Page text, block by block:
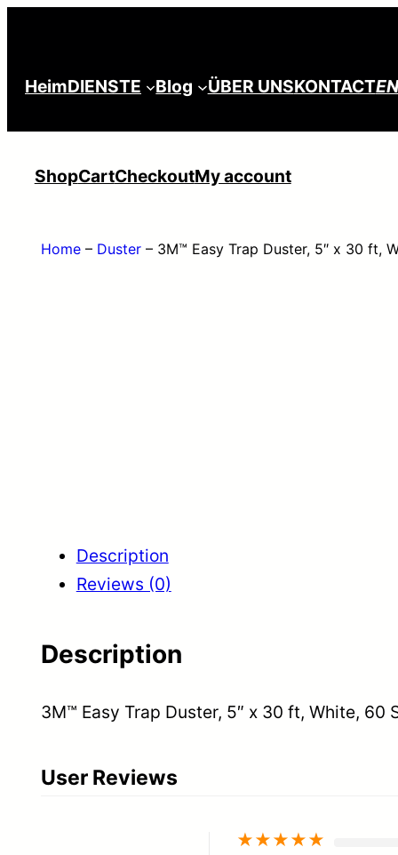
content
HeimDIENSTE Blog ÜBER UNSKONTACTEN
ShopCartCheckoutMy account
Home– Duster– 3M™ Easy Trap Duster, 5″ x 30 ft,
Description
Reviews (0)
Description
3M™ Easy Trap Duster, 5″ x 30 ft, White, 60
User Reviews
★★★★★